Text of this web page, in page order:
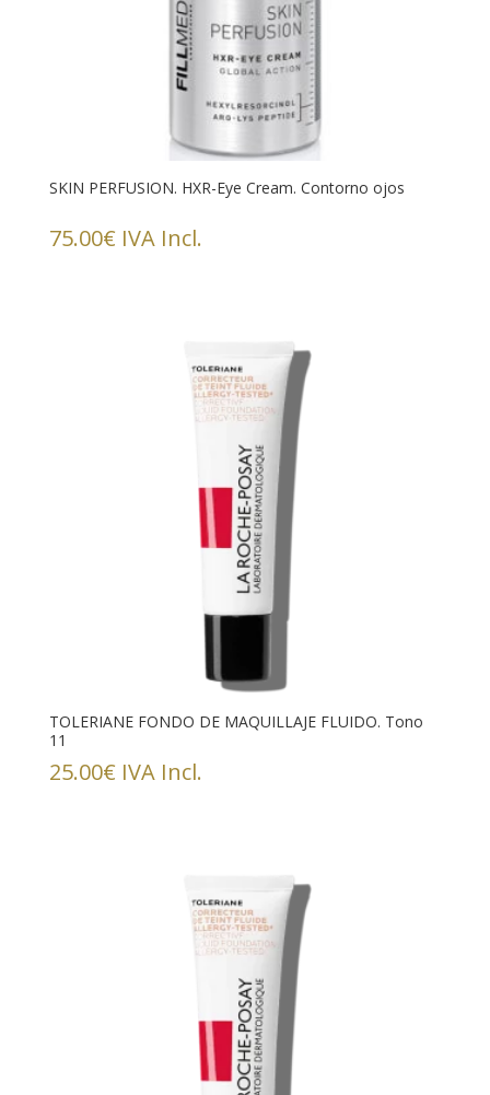
SKIN PERFUSION. HXR-Eye Cream. Contorno ojos
75.00€ IVA Incl.
TOLERIANE FONDO DE MAQUILLAJE FLUIDO. Tono
11
25.00€ IVA Incl.